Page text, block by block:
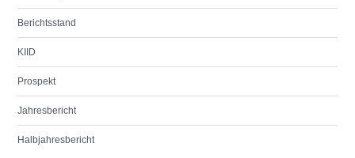
Berichtsstand
KIID
Prospekt
Jahresbericht
Halbjahresbericht